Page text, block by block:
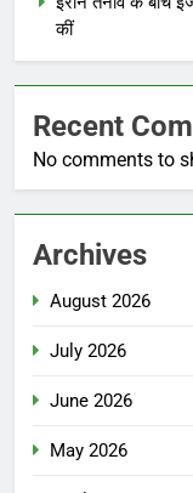
कीं
Recent
No comments to
Archives
August 2026
July 2026
June 2026
May 2026